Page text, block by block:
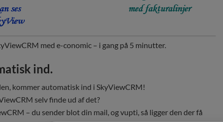
med e-conomic – i gang på 5 minutter.
ind.
kommer automatisk ind i SkyViewCRM!
selv finde ud af det?
– du sender blot din mail, og vupti, så ligger den der få